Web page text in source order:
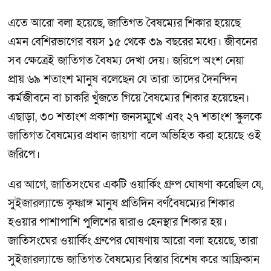
এতে আরো বলা হয়েছে, জাতিগত বৈষম্যের শিকার হয়েছে
এমন বেশিরভাগের বয়স ১৫ থেকে ৩৯ বছরের মধ্যে। জীবনের
সব ক্ষেত্রেই জাতিগত বৈষম্য দেখা দেয়। জরিপে অংশ নেয়া
প্রায় ৬৯ শতাংশ মানুষ বলেছেন যে তারা তাদের দৈনন্দিন
কর্মজীবনে বা চাকরি খুঁজতে গিয়ে বৈষম্যের শিকার হয়েছেন।
এছাড়া, ৩০ শতাংশ প্রকাশ্য জনসম্মুখে এবং ২৭ শতাংশ স্কুলকে
জাতিগত বৈষম্যের প্রধান জায়গা বলে অভিহিত করা হয়েছে ওই
জরিপে।
এর আগে, জাতিসংঘের একটি ওয়ার্কিং গ্রুপ ঘোষণা করেছিল যে,
সুইজারল্যান্ডে কৃষ্ণাঙ্গ মানুষ প্রতিদিন বর্ণবৈষম্যের শিকার
হওয়ার পাশাপাশি পুলিশের দ্বারাও হেনস্থার শিকার হয়।
জাতিসংঘের ওয়ার্কিং গ্রুপের ঘোষণায় আরো বলা হয়েছে, তারা
সুইজারল্যান্ডে জাতিগত বৈষম্যের বিস্তার বিশেষ করে আফ্রিকান